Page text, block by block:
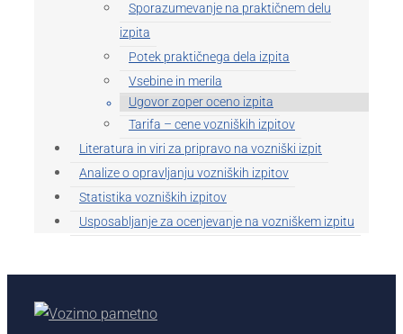
Sporazumevanje na praktičnem delu
izpita
Potek praktičnega dela izpita
Vsebine in merila
Ugovor zoper oceno izpita
Tarifa – cene vozniških izpitov
Literatura in viri za pripravo na vozniški izpit
Analize o opravljanju vozniških izpitov
Statistika vozniških izpitov
Usposabljanje za ocenjevanje na vozniškem izpitu